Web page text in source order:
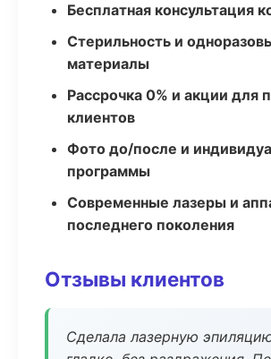
Бесплатная консультация
Стерильность и
материалы
Рассрочка 0% и акции для
клиентов
Фото до/после и
программы
Современные лазеры и
последнего поколения
Отзывы клиентов
Сделала лазерную